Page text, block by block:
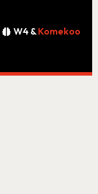
W4 &Komekoo